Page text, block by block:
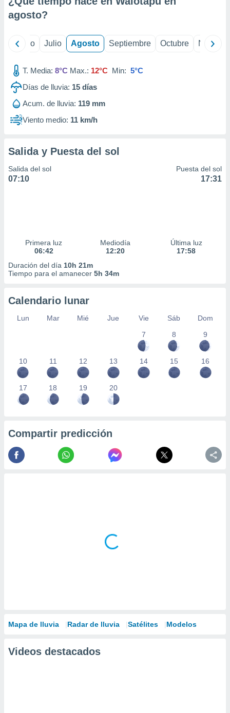
e
publicidad
publicidad
de
agosto?
Junio Julio Agosto Septiembre Octubre
T. Media: 8°C Max.: 12°C Min: 5°C
Días de lluvia: 15 días
Acum. de lluvia: 119 mm
Viento medio: 11 km/h
Salida y Puesta del sol
Salida del sol
07:10
Puesta del sol
17:31
Primera luz
06:42
Mediodía
12:20
Última luz
17:58
Duración del día 10h 21m
Tiempo para el amanecer 5h 34m
Calendario lunar
Lun Mar Mié Jue Vie Sáb
Dom
7
8 9
10 11 12 13 14 15 16
17 18 19 20
Compartir predicción
Mapa de lluvia Radar de lluvia Satélites Modelos
Videos destacados